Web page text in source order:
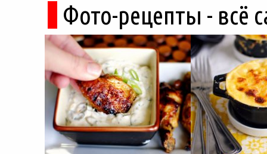
древние руины дремлют в тени кедров, а
горные дороги ведут к местам, о которых
не расскажет ни один автобусный гид....
Фото-рецепты - всё